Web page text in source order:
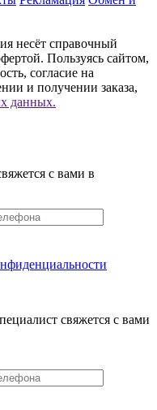
несёт справочный
Пользуясь сайтом,
согласие на
и получении заказа,
данных.
с вами в
свяжется с вами